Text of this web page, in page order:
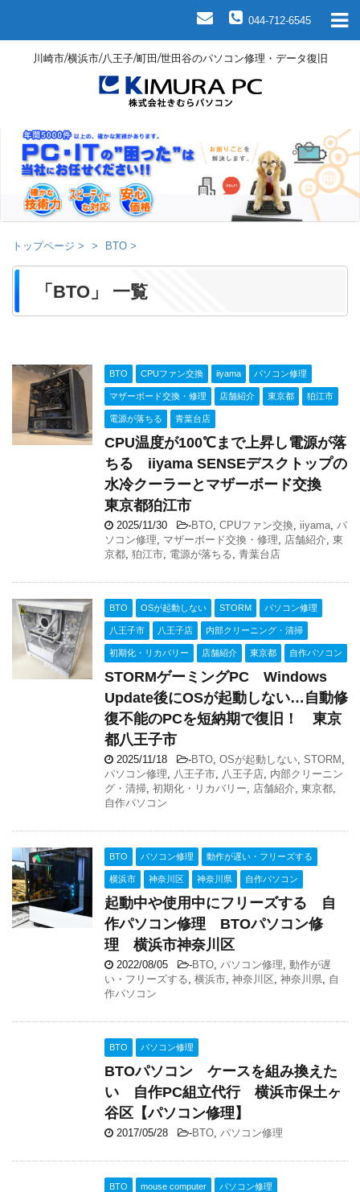
044-712-6545
川崎市/横浜市/八王子/町田/世田谷のパソコン修理・データ復旧
トップページ > BTO >
「BTO」 一覧
BTO CPUファン交換 iiyama パソコン修理
マザーボード交換・修理 店舗紹介 東京都 狛江市
電源が落ちる 青葉台店
CPU温度が100℃まで上昇し電源が落
ちる iiyama SENSEデスクトップの
水冷クーラーとマザーボード交換
東京都狛江市
2025/11/30 -BTO CPUファン交換 iiyama パ
ソコン修理
マザーボード交換・修理 店舗紹介 東
京都 狛江市 電源が落ちる 青葉台店
BTO OSが起動しない STORM パソコン修理
八王子市 八王子店 内部クリーニング・清掃
初期化・リカバリー 店舗紹介 東京都 自作パソコン
STORMゲーミングPC Windows
Update後にOSが起動しない…自動修
復不能のPCを短納期で復旧！ 東京
都八王子市
2025/11/18 -BTO OSが起動しない STORM
パソコン修理
八王子市 八王子店 内部クリーニン
グ・清掃 初期化・リカバリー 店舗紹介 東京都
自作パソコン
BTO パソコン修理 動作が遅い・フリーズする
横浜市 神奈川区 神奈川県 自作パソコン
起動中や使用中にフリーズする 自
作パソコン修理 BTOパソコン修
理 横浜市神奈川区
2022/08/05 -BTO パソコン修理 動作が遅
い・フリーズする 横浜市 神奈川区 神奈川県
自
作パソコン
BTO パソコン修理
BTOパソコン ケースを組み換えた
い 自作PC組立代行 横浜市保土ヶ
谷区【パソコン修理】
2017/05/28 -BTO パソコン修理
BTO mouse computer パソコン修理